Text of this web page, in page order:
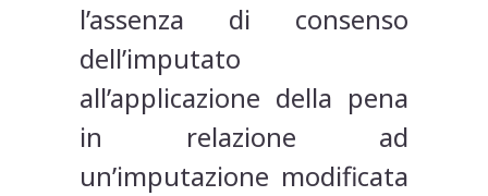
l’assenza di consenso
dell’imputato
all’applicazione della pena
in relazione ad
un’imputazione modificata